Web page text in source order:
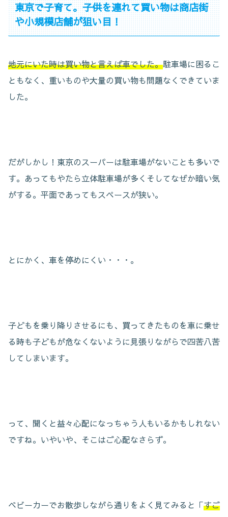
東京で子育て。子供を連れて買い物は商店街
や小規模店舗が狙い目！
地元にいた時は買い物と言えば車でした。駐車場に困るこ
ともなく、重いものや大量の買い物も問題なくできていま
した。
だがしかし！東京のスーパーは駐車場がないことも多いで
す。あってもやたら立体駐車場が多くそしてなぜか暗い気
がする。平面であってもスペースが狭い。
とにかく、車を停めにくい・・・。
子どもを乗り降りさせるにも、買ってきたものを車に乗せ
る時も子どもが危なくないように見張りながらで四苦八苦
してしまいます。
って、聞くと益々心配になっちゃう人もいるかもしれない
ですね。いやいや、そこはご心配なさらず。
ベビーカーでお散歩しながら通りをよく見てみると「すご